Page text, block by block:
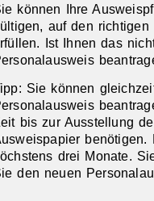
können Ihre
auf den
Ist Ihnen das
Sie können
bis zur Ausstellung
drei Monate.
den neuen